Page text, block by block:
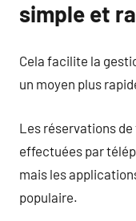
simple et
Cela facilite la
un moyen plus
Les réservations
effectuées par
mais les
populaire.